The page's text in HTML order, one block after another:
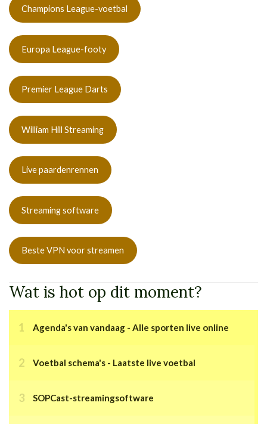
Champions League-voetbal
Europa League-footy
Premier League Darts
William Hill Streaming
Live paardenrennen
Streaming software
Beste VPN voor streamen
Wat is hot op dit moment?
Agenda's van vandaag - Alle sporten live online
Voetbal schema's - Laatste live voetbal
SOPCast-streamingsoftware